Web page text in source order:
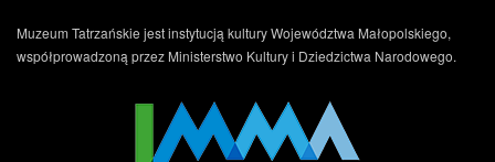
Muzeum Tatrzańskie jest instytucją kultury Województwa Małopolskiego,
współprowadzoną przez Ministerstwo Kultury i Dziedzictwa Narodowego.